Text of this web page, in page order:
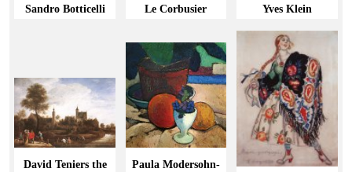
Sandro Botticelli Le Corbusier Yves Klein
David Teniers the
Paula Modersohn-